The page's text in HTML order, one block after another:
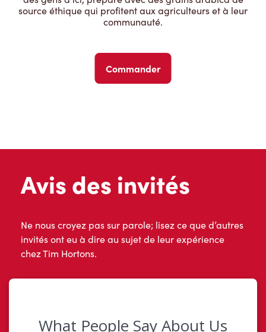
source éthique qui profitent aux agriculteurs et à leur
communauté.
Commander
Avis des invités
Ne nous croyez pas sur parole; lisez ce que d’autres
invités ont eu à dire au sujet de leur expérience
chez Tim Hortons.